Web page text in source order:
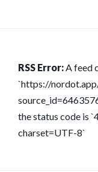
RSS Error:A feed
`https://
the status code is
charset=UTF-8`